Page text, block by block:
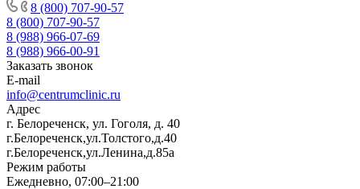
8 (800) 707-90-57
8 (800) 707-90-57
8 (988) 966-07-69
8 (988) 966-00-91
Заказать звонок
E-mail
info@centrumclinic.ru
Адрес
г. Белореченск, ул. Гоголя, д. 40
г.Белореченск,ул.Толстого,д.40
г.Белореченск,ул.Ленина,д.85а
Режим работы
Ежедневно, 07:00–21:00